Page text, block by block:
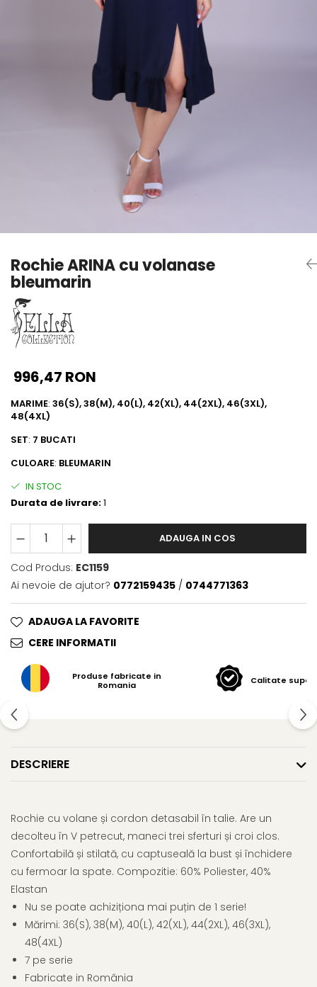
Rochie ARINA cu volanase
bleumarin
996,47 RON
MARIME: 36(S), 38(M), 40(L), 42(XL), 44(2XL), 46(3XL),
48(4XL)
SET: 7 BUCATI
CULOARE: BLEUMARIN
IN STOC
Durata de livrare:1
ADAUGA IN COS
Cod Produs: EC1159
Ai nevoie de ajutor? 0772159435 / 0744771363
ADAUGA LA FAVORITE
CERE INFORMATII
Produse fabricate in
Romania
Calitate
DESCRIERE
Rochie cu volane și cordon detasabil în talie. Are un
decolteu în V petrecut, maneci trei sferturi și croi clos.
Confortabilă și stilată, cu captuseală la bust și închidere
cu fermoar la spate. Compozitie: 60% Poliester, 40%
Elastan
Nu se poate achiziționa mai puțin de 1 serie!
Mărimi: 36(S), 38(M), 40(L), 42(XL), 44(2XL), 46(3XL),
48(4XL)
7 pe serie
Fabricate in România